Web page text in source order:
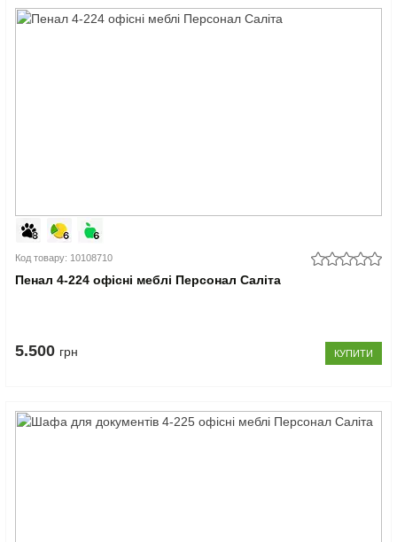
Код товару: 10108710
Пенал 4-224 офісні меблі Персонал Саліта
5.500 грн КУПИТИ